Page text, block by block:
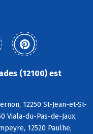
(12100) est
12250 St-Jean-et-St-
Viala-du-Pas-de-Jaux,
12520 Paulhe,